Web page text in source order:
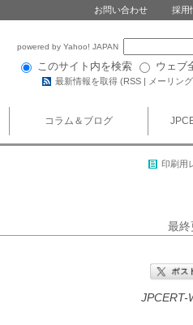
お問い合わせ 採用
powered by Yahoo! JAPAN
このサイト内を検索 ウェブ
最新情報を取得 (RSS | メーリン
コラム＆ブログ
印刷用
最
JPCERT-